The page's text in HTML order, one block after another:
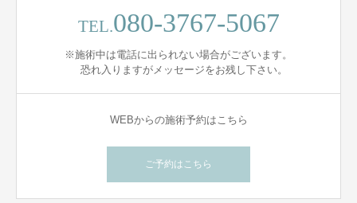
TEL.080-3767-5067
※施術中は電話に出られない場合がございます。
恐れ入りますがメッセージをお残し下さい。
WEBからの施術予約はこちら
ご予約はこちら